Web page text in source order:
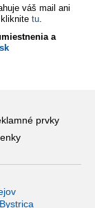
váš mail ani
tu.
a
prvky